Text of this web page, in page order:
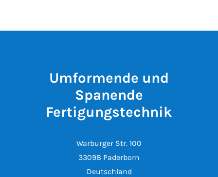
Umformende und
Spanende
Fertigungstechnik
Warburger Str. 100
33098 Paderborn
Deutschland